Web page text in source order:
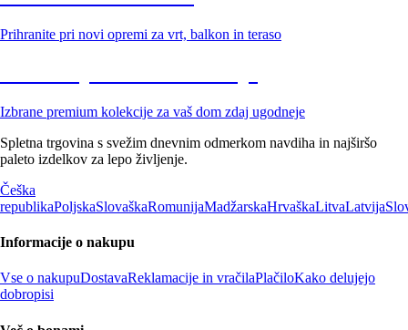
Prihranite pri novi opremi za vrt, balkon in teraso
Izbrane premium kolekcije za vaš dom zdaj ugodneje
Spletna trgovina s svežim dnevnim odmerkom navdiha in najširšo
paleto izdelkov za lepo življenje.
Češka
republikaPoljskaSlovaškaRomunijaMadžarskaHrvaškaLitvaLatvija
Informacije o nakupu
Vse o nakupuDostavaReklamacije in vračilaPlačiloKako delujejo
dobropisi